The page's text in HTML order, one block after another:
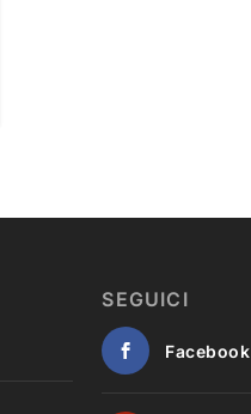
SEGUICI
Facebook